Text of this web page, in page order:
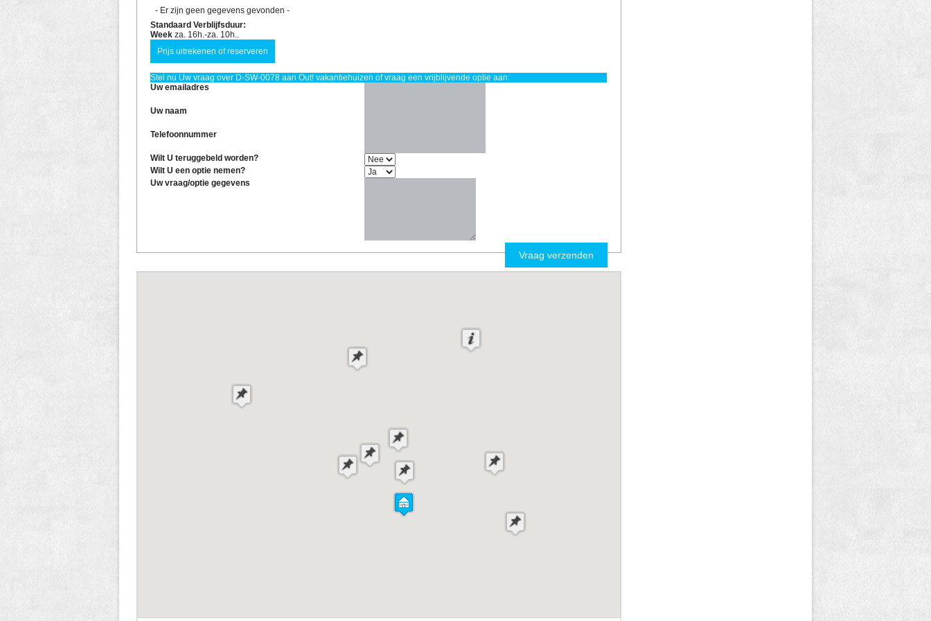
- Er zijn geen gegevens gevonden -
Standaard Verblijfsduur:
Week za. 16h.-za. 10h..
Stel nu Uw vraag over D-SW-0078 aan Out! vakantiehuizen of vraag een vrijblijvende optie aan:
Uw emailadres
Uw naam
Telefoonnummer
Wilt U teruggebeld worden?
Wilt U een optie nemen?
Uw vraag/optie gegevens